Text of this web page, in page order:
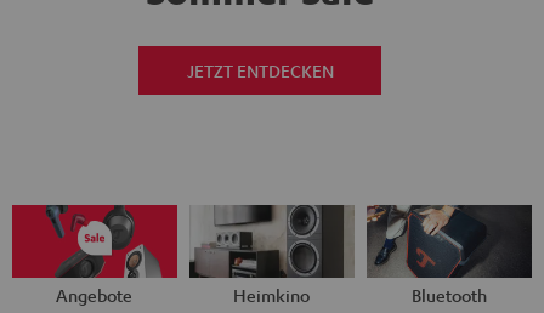
JETZT ENTDECKEN
Angebote Heimkino Bluetooth